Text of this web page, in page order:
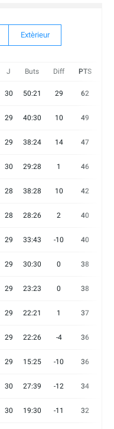
Extèrieur
J Buts Diff PTS
30 50:21 29 62
29 40:30 10 49
29 38:24 14 47
30 29:28 1 46
28 38:28 10 42
28 28:26 2 40
29 33:43 -10 40
29 30:30 0 38
29 23:23 0 38
29 22:21 1 37
29 22:26 -4 36
29 15:25 -10 36
30 27:39 -12 34
30 19:30 -11 32